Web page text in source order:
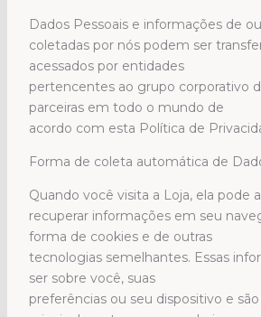
Dados Pessoais e informações de
coletadas por nós podem ser
acessados por entidades
pertencentes ao grupo corporativo
parceiras em todo o mundo de
acordo com esta Política de
Forma de coleta automática de
Quando você visita a Loja, ela pode
recuperar informações em seu
forma de cookies e de outras
tecnologias semelhantes. Essas
ser sobre você, suas
preferências ou seu dispositivo e são